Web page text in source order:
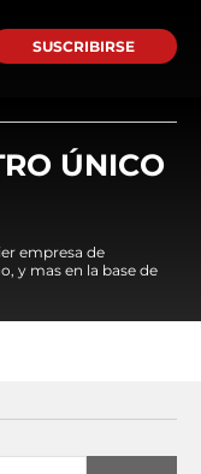
SUSCRIBIRSE
ÚNICO
empresa de
y mas en la base de